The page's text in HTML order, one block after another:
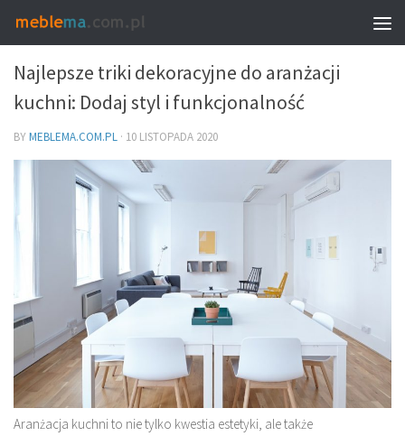
MEBLE I WNĘTRZA
Najlepsze triki dekoracyjne do aranżacji
kuchni: Dodaj styl i funkcjonalność
BYMEBLEMA.COM.PL · 10 LISTOPADA 2020
Aranżacja kuchni to nie tylko kwestia estetyki, ale także